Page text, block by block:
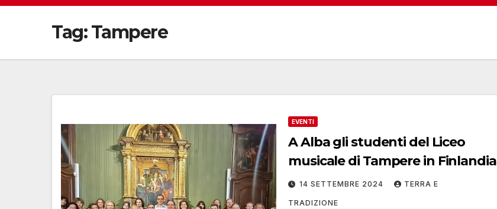
Tag:Tampere
EVENTI
A Alba gli studenti del Liceo
musicale di Tampere in Finlandia
14 SETTEMBRE 2024 TERRA E
TRADIZIONE